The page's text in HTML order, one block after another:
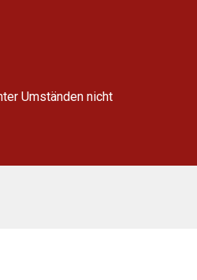
Umständen nicht